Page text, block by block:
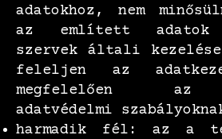
adatokhoz, nem
az említett adatok
szervek általi
feleljen az
megfelelően az
adatvédelmi
harmadik fél: az a